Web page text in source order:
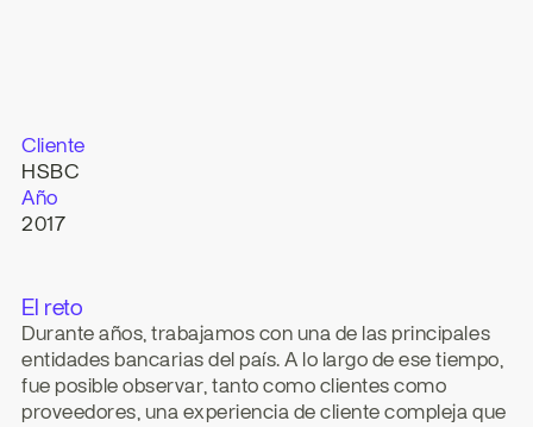
Cliente
HSBC
Año
2017
El reto
Durante años, trabajamos con una de las principales
entidades bancarias del país. A lo largo de ese tiempo,
fue posible observar, tanto como clientes como
proveedores, una experiencia de cliente compleja que